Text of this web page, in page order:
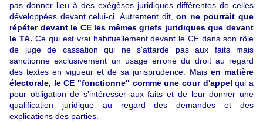
pas donner lieu à des exégèses juridiques différentes de celles
développées devant celui-ci. Autrement dit,on ne pourrait que
répéter devant le CE les mêmes griefs juridiques que devant
le TA. Ce qui est vrai habituellement devant le CE dans son rôle
de juge de cassation qui ne s'attarde pas aux faits mais
sanctionne exclusivement un usage erroné du droit au regard
des textes en vigueur et de sa jurisprudence. Mais en matière
électorale, le CE "fonctionne" comme une cour d'appelqui a
pour obligation de s'intéresser aux faits et de leur donner une
qualification juridique au regard des demandes et des
explications des parties.